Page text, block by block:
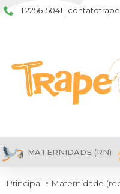
11 2256-5041 |
MATERNIDADE (RN)
Principal Maternidade